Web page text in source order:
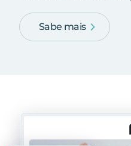
Sabe mais